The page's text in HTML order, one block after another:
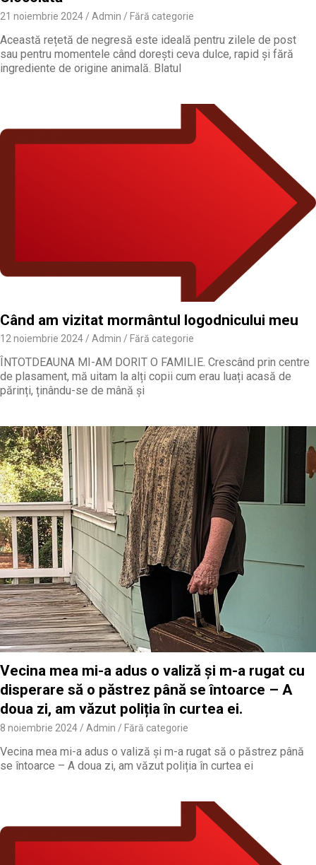
21 noiembrie 2024 Admin Fără categorie
Această rețetă de negresă este ideală pentru zilele de post
sau pentru momentele când dorești ceva dulce, rapid și fără
ingrediente de origine animală. Blatul
Când am vizitat mormântul logodnicului meu
12 noiembrie 2024 Admin Fără categorie
ÎNTOTDEAUNA MI-AM DORIT O FAMILIE. Crescând prin centre
de plasament, mă uitam la alți copii cum erau luați acasă de
părinți, ținându-se de mână și
Vecina mea mi-a adus o valiză și m-a rugat cu
disperare să o păstrez până se întoarce – A
doua zi, am văzut poliția în curtea ei.
8 noiembrie 2024 Admin Fără categorie
Vecina mea mi-a adus o valiză și m-a rugat să o păstrez până
se întoarce – A doua zi, am văzut poliția în curtea ei